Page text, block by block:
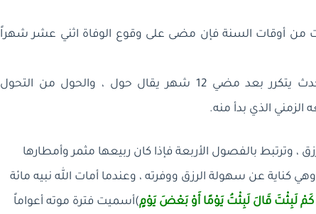
أي وقت من أوقات السنة فإن مضى على وقوع الوفاة اثني عشر شهراً
وهكذا تكون الرضاعة والزكاة وكل حدث يتكرر بعد مضي 12 شهر يقال حول ، والحول من التحول
الذي بدأ منه.
، وترتبط بالفصول الأربعة فإذا كان ربيعها مثمر وأمطارها
عن سهولة الرزق ووفرته ، وعندما أمات الله نبيه مائة
كَمْ لَبِثْتَ قَالَ لَبِثْتُ يَوْمًا أَوْ بَعْضَ يَوْمٍ)أسميت فترة موته أعواماً